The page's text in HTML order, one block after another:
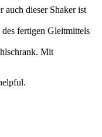
auch dieser Shaker ist
fertigen Gleitmittels
Mit